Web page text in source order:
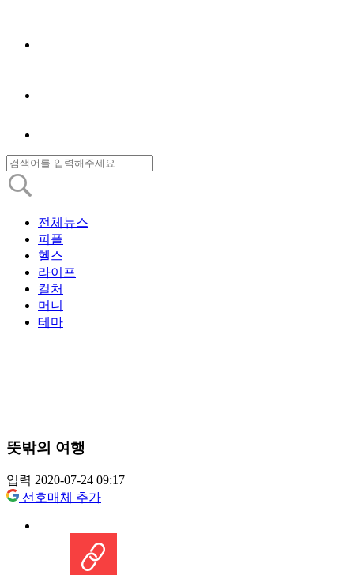
전체뉴스
피플
헬스
라이프
컬처
머니
테마
뜻밖의 여행
입력 2020-07-24 09:17
선호매체 추가